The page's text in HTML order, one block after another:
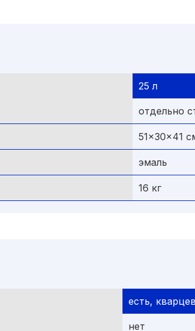
25 л
отдельно
51x30x41
эмаль
16 кг
есть,
нет